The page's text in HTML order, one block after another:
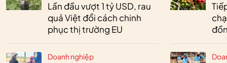
Lần đầu vượt 1 tỷ USD, rau
quả Việt đổi cách chinh
phục thị trường EU
Doanh nghiệp